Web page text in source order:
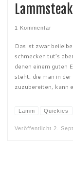
1 Kommentar
Das ist zwar
schmecken tut’s
denen einem guten
steht, die man in
zuzubereiten, kann
Lamm Quickies
Veröffentlicht 2.